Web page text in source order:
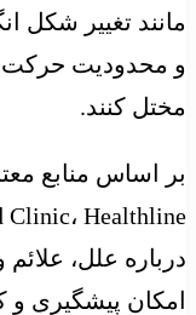
مانند تغییر شکل
و محدودیت حرکت
مختل کنند.
بر اساس منابع
درباره علل،
امکان پیشگیری